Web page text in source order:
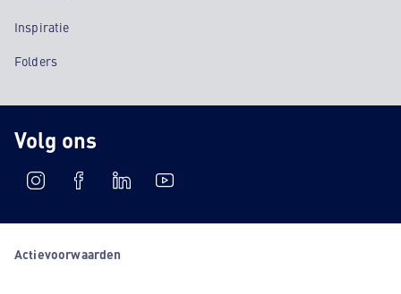
Inspiratie
Folders
Volg ons
Actievoorwaarden